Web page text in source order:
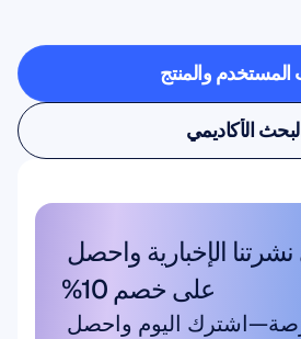
المختبر
والمنتج
والمنتج
الأكاديمي
الأكاديمي
على خصم 10%